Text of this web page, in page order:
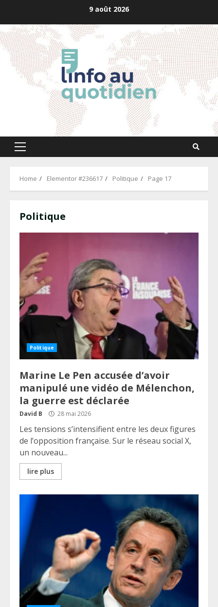
content
9 août 2026
Primary
Home Elementor #236617 Politique Page 17
Politique
Politique
Marine Le Pen accusée d’avoir
manipulé une vidéo de Mélenchon,
la guerre est déclarée
David B 28 mai 2026
Les tensions s’intensifient entre les deux figures
de l’opposition française. Sur le réseau social X,
un nouveau...
lire plus